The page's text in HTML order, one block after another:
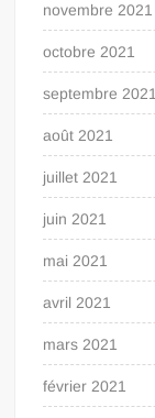
novembre 2021
octobre 2021
septembre 2021
août 2021
juillet 2021
juin 2021
mai 2021
avril 2021
mars 2021
février 2021